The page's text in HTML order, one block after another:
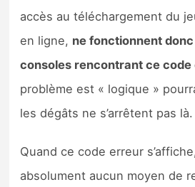
accès au téléchargement du
en ligne, ne fonctionnent
consoles rencontrant ce
problème est « logique »
les dégâts ne s’arrêtent pas là.
Quand ce code erreur
absolument aucun moyen de